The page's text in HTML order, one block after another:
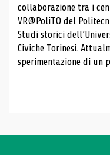
collaborazione tra i
VR@PoliTO del
Studi storici
Civiche Torinesi.
sperimentazione di un